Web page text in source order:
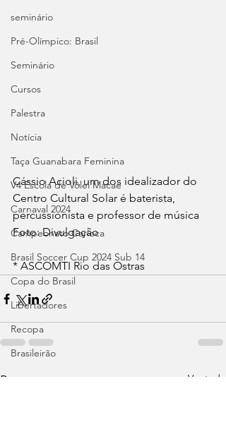
seminário
Pré-Olímpico: Brasil
Seminário
Cursos
Palestra
Notícia
Taça Guanabara Feminina
V4 Escola de Vôlei Macaé
Carnaval 2024
Campeonato Carioca
Brasil Soccer Cup 2024 Sub 14
Copa do Brasil
Libertadores
Recopa
Brasileirão
Cássio Acioli, um dos idealizador do
Centro Cultural Solar é baterista,
percussionista e professor de música
Foto: Divulgação
* ASCOMTI Rio das Ostras
Posts recentes Ver tudo